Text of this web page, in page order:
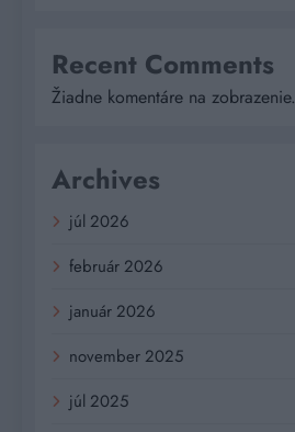
Recent Comments
Žiadne komentáre na zobrazenie.
Archives
júl 2026
február 2026
január 2026
november 2025
júl 2025